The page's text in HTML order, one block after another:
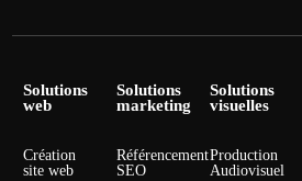
Solutions
web
Création
site web
Solutions
marketing
Référencement
SEO
Solutions
visuelles
Production
Audiovisuel